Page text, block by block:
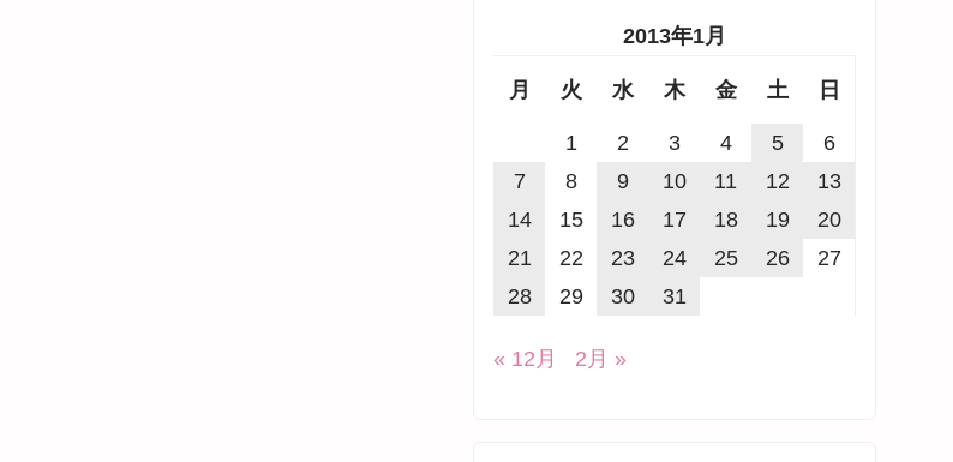
2013年1月
月 火 水 木 金 土 日
1 2 3 4 5
6
7
8 9 10 11 12
13
14
15 16 17 18 19
20
21
22 23 24 25 26
27
28
29 30 31
« 12月 2月 »